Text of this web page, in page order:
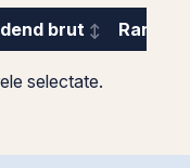
brut
selectate.